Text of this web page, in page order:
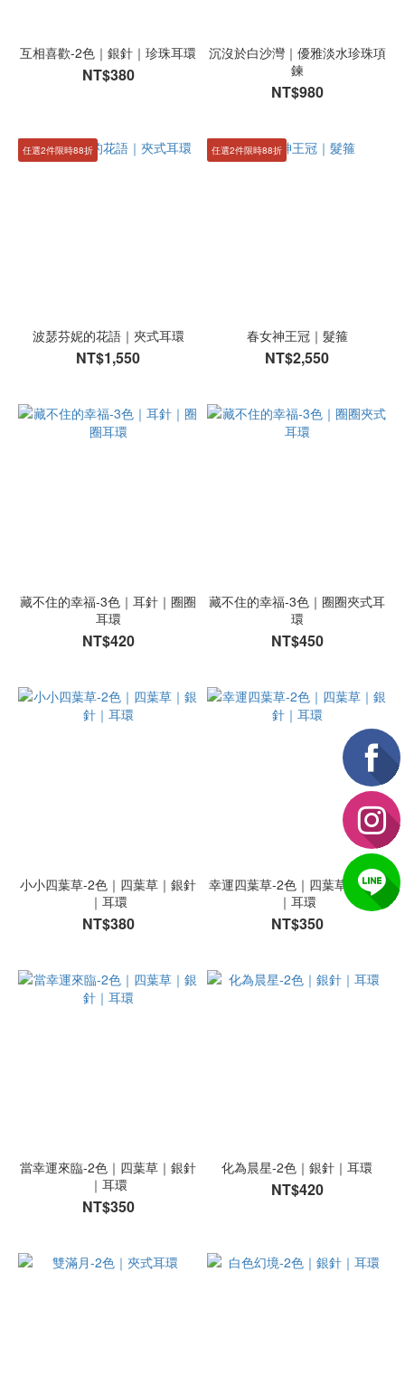
互相喜歡-2色｜銀針｜珍珠耳環
NT$380
沉沒於白沙灣｜優雅淡水珍珠項
鍊
NT$980
任選2件限時88折
波瑟芬妮的花語｜夾式耳環
NT$1,550
任選2件限時88折
春女神王冠｜髮箍
NT$2,550
藏不住的幸福-3色｜耳針｜圈圈
耳環
NT$420
藏不住的幸福-3色｜圈圈夾式耳
環
NT$450
小小四葉草-2色｜四葉草｜銀針
｜耳環
NT$380
幸運四葉草-2色｜四葉草｜銀針
｜耳環
NT$350
當幸運來臨-2色｜四葉草｜銀針
｜耳環
NT$350
化為晨星-2色｜銀針｜耳環
NT$420